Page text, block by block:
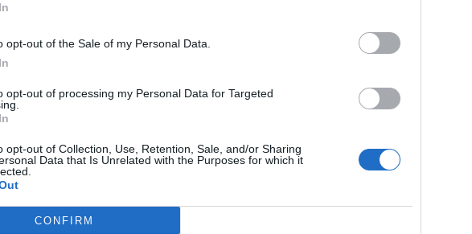
opt-out of the Sale of my Personal Data.
opt-out of processing my Personal Data for Targeted
opt-out of Collection, Use, Retention, Sale, and/or Sharing
Data that Is Unrelated with the Purposes for which it
CONFIRM
cabeça:
problema grave
o Congo
mais
de São Paulo